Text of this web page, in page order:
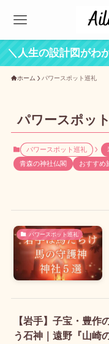
＼人生の設計図がわ
ホーム パワースポット巡礼
パワースポッ
パワースポット巡礼
青森の神社仏閣
おすすめ
パワースポット巡礼
【岩手】子宝・豊作
う石神｜遠野『山崎